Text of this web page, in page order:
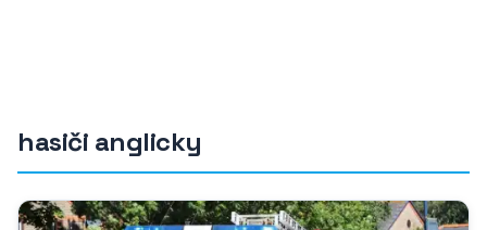
hasiči anglicky